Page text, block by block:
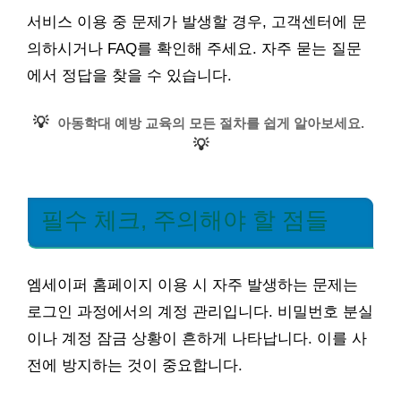
서비스 이용 중 문제가 발생할 경우, 고객센터에 문
의하시거나 FAQ를 확인해 주세요. 자주 묻는 질문
에서 정답을 찾을 수 있습니다.
💡 아동학대 예방 교육의 모든 절차를 쉽게 알아보세요.
💡
필수 체크, 주의해야 할 점들
엠세이퍼 홈페이지 이용 시 자주 발생하는 문제는
로그인 과정에서의 계정 관리입니다. 비밀번호 분실
이나 계정 잠금 상황이 흔하게 나타납니다. 이를 사
전에 방지하는 것이 중요합니다.